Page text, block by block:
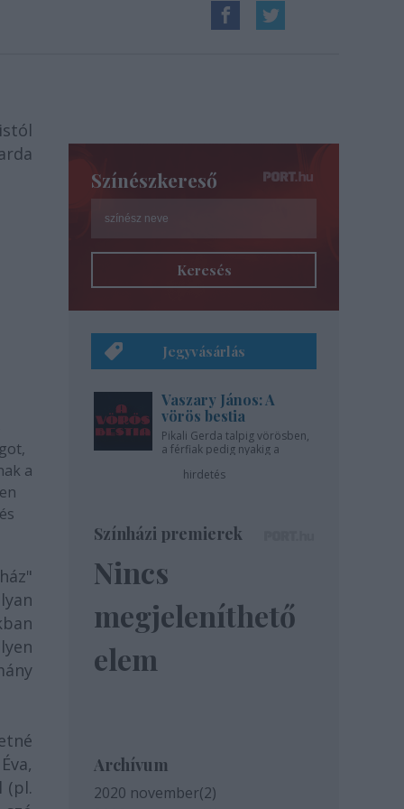
a
(pl.
Színészkereső
Keresés
Jegyvásárlás
Vaszary János: A
vörös bestia
Pikali Gerda talpig vörösben,
a férfiak pedig nyakig a
hirdetés
Színházi premierek
Nincs
megjeleníthető
elem
Archívum
2020 november(2)